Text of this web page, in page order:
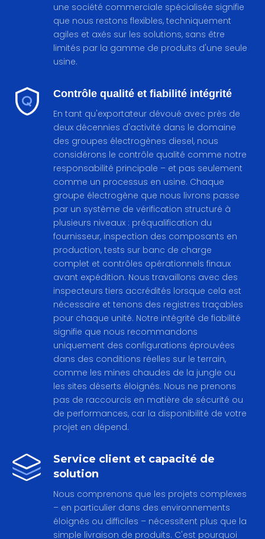
une société commerciale spécialisée signifie
que nous restons flexibles, techniquement
agiles et axés sur les solutions, sans être
limités par la gamme de produits d'une seule
usine.
Contrôle qualité et fiabilité intégrité
En tant qu'exportateur dévoué avec près de
deux décennies d'activité dans le domaine
des groupes électrogènes diesel, nous
considérons le contrôle qualité comme notre
responsabilité principale – et pas seulement
comme un processus en usine. Chaque
groupe électrogène que nous livrons passe
par un système de vérification structuré à
plusieurs niveaux : préqualification du
fournisseur, inspection des composants en
production, tests sur banc de charge
complet et contrôles opérationnels finaux
avant expédition. Nous travaillons avec des
inspecteurs tiers accrédités lorsque cela est
nécessaire et tenons des registres traçables
pour chaque unité. Notre intégrité de fiabilité
signifie que nous recommandons
uniquement des configurations éprouvées
dans des conditions réelles sur le terrain,
comme les mines chaudes de la jungle ou
les sites déserts éloignés. Nous ne prenons
pas de raccourcis en matière de sécurité ou
de performances, car la disponibilité de votre
projet en dépend.
Service client et capacité de
solution
Nous comprenons que les projets complexes
– en particulier dans des environnements
éloignés ou difficiles – nécessitent plus que la
simple livraison de produits. C'est pourquoi